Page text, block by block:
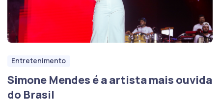
Entretenimento
Simone Mendes é a artista mais ouvida
do Brasil